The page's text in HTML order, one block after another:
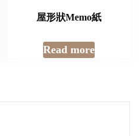
屋形狀Memo紙
Read more